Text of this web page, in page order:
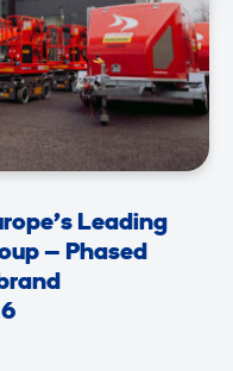
Leading
– Phased